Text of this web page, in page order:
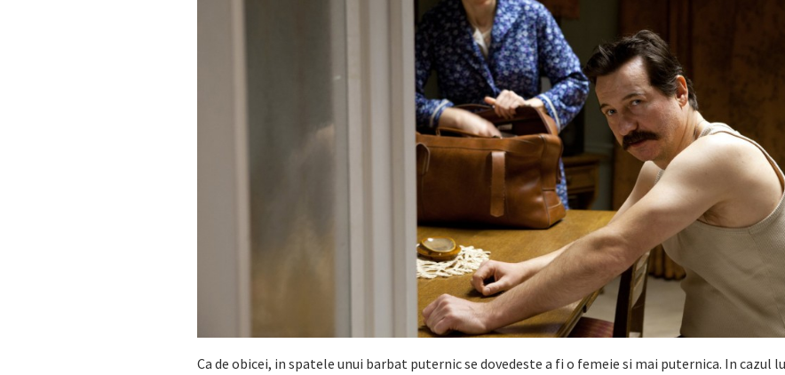
Ca de obicei, in spatele unui barbat puternic se dovedeste a fi o femeie si mai puternica. In cazul